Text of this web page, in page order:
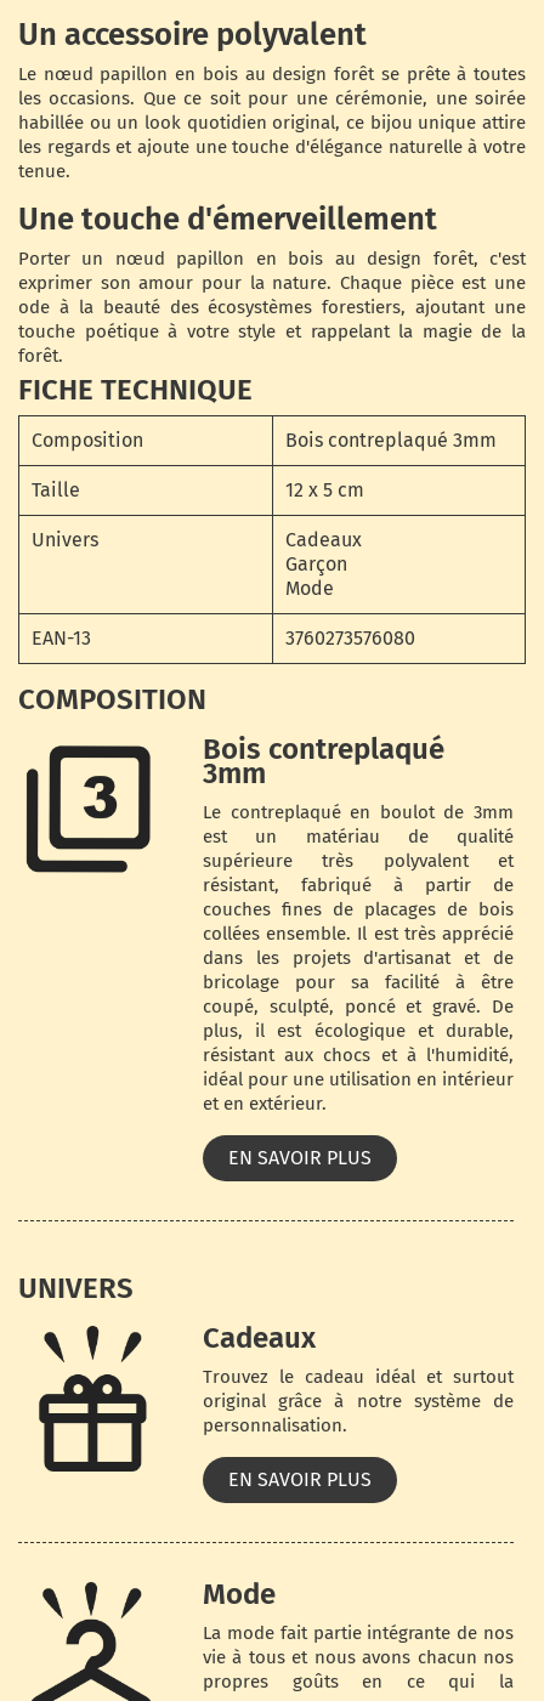
Un accessoire polyvalent
Le nœud papillon en bois au design forêt se prête à toutes
les occasions. Que ce soit pour une cérémonie, une soirée
habillée ou un look quotidien original, ce bijou unique attire
les regards et ajoute une touche d'élégance naturelle à votre
tenue.
Une touche d'émerveillement
Porter un nœud papillon en bois au design forêt, c'est
exprimer son amour pour la nature. Chaque pièce est une
ode à la beauté des écosystèmes forestiers, ajoutant une
touche poétique à votre style et rappelant la magie de la
forêt.
FICHE TECHNIQUE
Composition Bois contreplaqué 3mm
Taille 12 x 5 cm
Univers
Cadeaux
Garçon
Mode
EAN-13 3760273576080
COMPOSITION
Bois contreplaqué
3mm
Le contreplaqué en boulot de 3mm
est un matériau de qualité
supérieure très polyvalent et
résistant, fabriqué à partir de
couches fines de placages de bois
collées ensemble. Il est très apprécié
dans les projets d'artisanat et de
bricolage pour sa facilité à être
coupé, sculpté, poncé et gravé. De
plus, il est écologique et durable,
résistant aux chocs et à l'humidité,
idéal pour une utilisation en intérieur
et en extérieur.
EN SAVOIR PLUS
UNIVERS
Cadeaux
Trouvez le cadeau idéal et surtout
original grâce à notre système de
personnalisation.
EN SAVOIR PLUS
Mode
La mode fait partie intégrante de nos
vie à tous et nous avons chacun nos
propres goûts en ce qui la